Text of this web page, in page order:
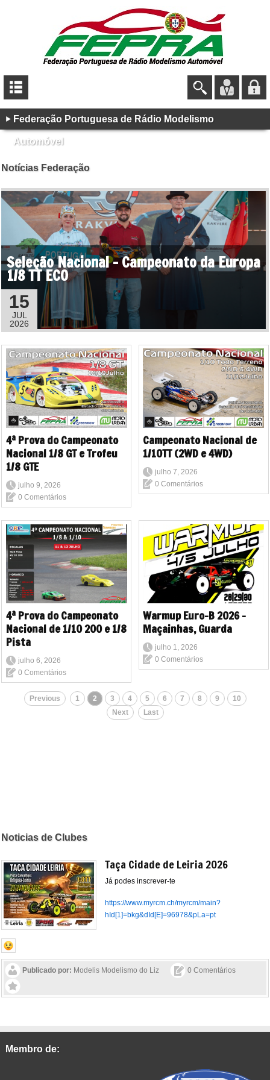
Federação Portuguesa de Rádio Modelismo
Automóvel
Notícias Federação
15
JUL
2026
Seleção Nacional - Campeonato da Europa
1/8 TT ECO
4ª Prova do Campeonato
Nacional 1/8 GT e Trofeu
1/8 GTE
julho 9, 2026
0 Comentários
Campeonato Nacional de
1/10TT (2WD e 4WD)
julho 7, 2026
0 Comentários
4ª Prova do Campeonato
Nacional de 1/10 200 e 1/8
Pista
julho 6, 2026
0 Comentários
Warmup Euro-B 2026 -
Maçainhas, Guarda
julho 1, 2026
0 Comentários
Previous 1 2 3 4 5 6 7 8 9
10
Next
Last
Noticias de Clubes
Taça Cidade de Leiria 2026
Já podes inscrever-te
https://www.myrcm.ch/myrcm/main?
hId[1]=bkg&dId[E]=96978&pLa=pt
Publicado por: Modelis Modelismo do Liz 0 Comentários
Membro de: